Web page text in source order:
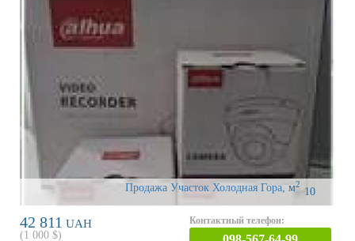
Продажа Участок Холодная Гора 10
м2
42 811 UAH
(1 000 $)
Контактный телефон: